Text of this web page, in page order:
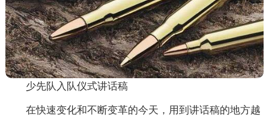
少先队入队仪式讲话稿
在快速变化和不断变革的今天，用到讲话稿的地方越